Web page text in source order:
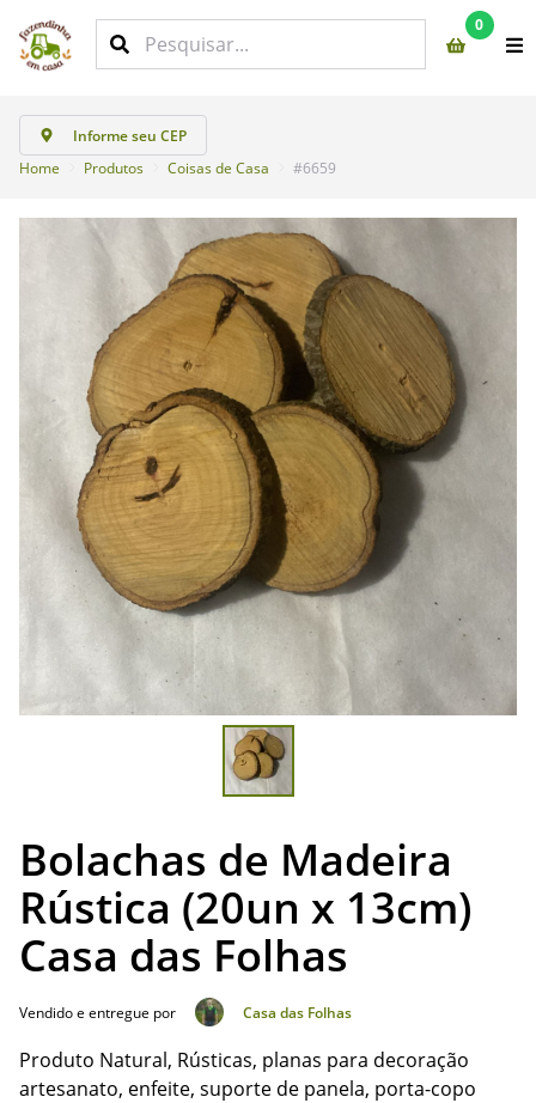
0
Informe seu CEP
Home
Produtos Coisas de Casa #6659
Bolachas de Madeira
Rústica (20un x 13cm)
Casa das Folhas
Vendido e entregue por Casa das Folhas
Produto Natural, Rústicas, planas para decoração
artesanato, enfeite, suporte de panela, porta-copo